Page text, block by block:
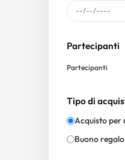
Partecipanti
Partecipanti
Tipo di
Acquisto per
Buono regalo